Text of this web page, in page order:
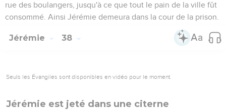
rue des boulangers, jusqu'à ce que tout le pain de la ville fût
consommé. Ainsi Jérémie demeura dans la cour de la prison.
Jérémie 38
Seuls les Évangiles sont disponibles en vidéo pour le moment.
Jérémie est jeté dans une citerne